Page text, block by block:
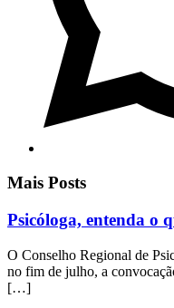
Mais Posts
Psicóloga, entenda o
O Conselho Regional de
no fim de julho, a
[…]